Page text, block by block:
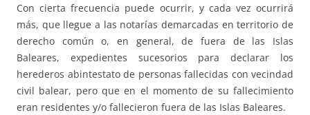
Con cierta frecuencia puede ocurrir, y cada vez ocurrirá
más, que llegue a las notarías demarcadas en territorio de
derecho común o, en general, de fuera de las Islas
Baleares, expedientes sucesorios para declarar los
herederos abintestato de personas fallecidas con vecindad
civil balear, pero que en el momento de su fallecimiento
eran residentes y/o fallecieron fuera de las Islas Baleares.